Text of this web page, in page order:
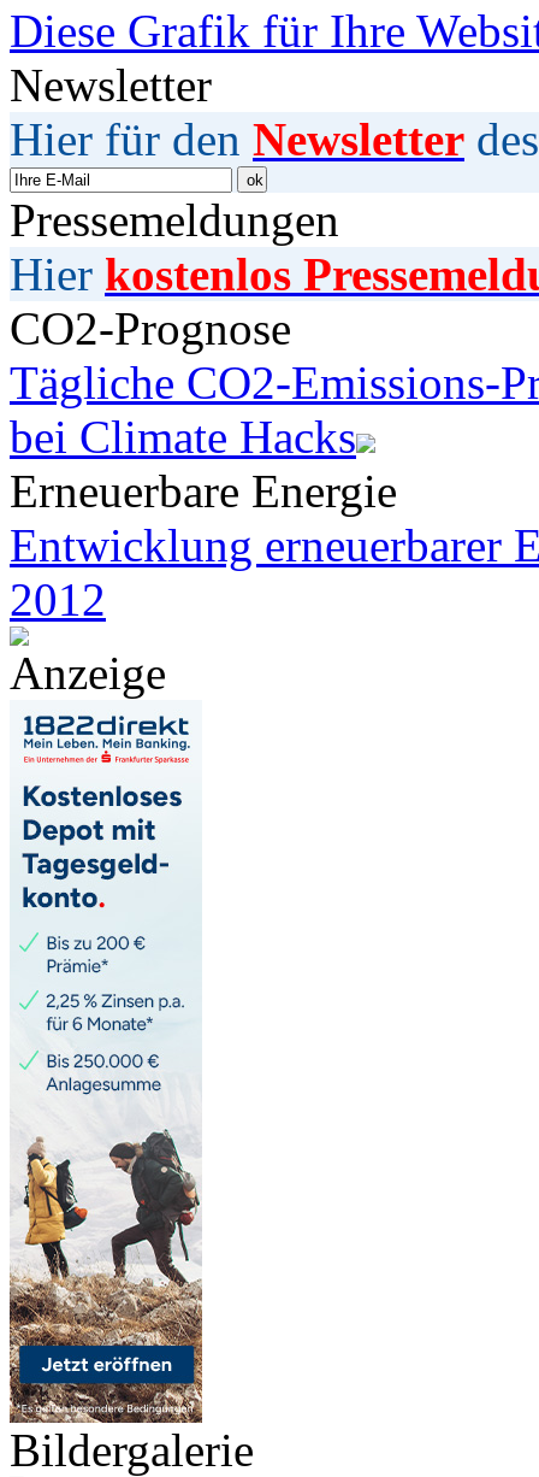
Diese Grafik für Ihre
Newsletter
Hier für den Newsletter
Pressemeldungen
Hier kostenlos
CO2-Prognose
Tägliche CO2-Emissions-
bei Climate Hacks
Erneuerbare Energie
Entwicklung erneuerbarer
2012
Anzeige
Bildergalerie